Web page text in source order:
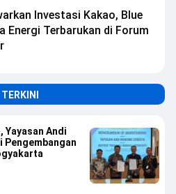
Investasi Kakao, Blue
Energi Terbarukan di Forum
TERKINI
Yayasan Andi
Pengembangan